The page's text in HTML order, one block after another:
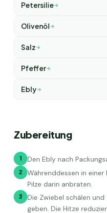
Petersilie
Olivenöl
Salz
Pfeffer
Ebly
Zubereitung
1 Den Ebly nach
2
Währenddessen in
Pilze darin anbraten.
3
Die Zwiebel schälen
geben. Die Hitze